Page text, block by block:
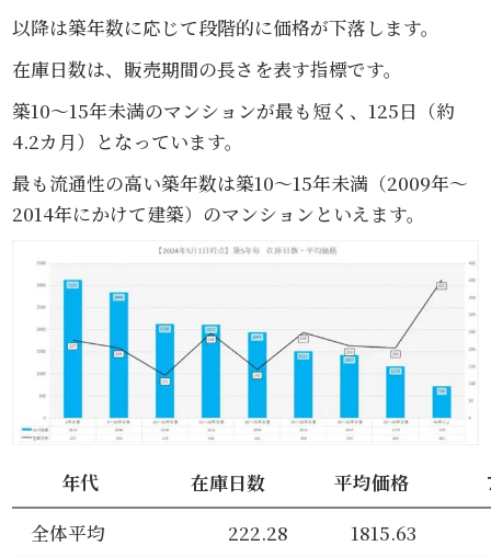
以降は築年数に応じて段階的に価格が下落します。
在庫日数は、販売期間の長さを表す指標です。
築10～15年未満のマンションが最も短く、125日（約
4.2カ月）となっています。
最も流通性の高い築年数は築10～15年未満（2009年～
2014年にかけて建築）のマンションといえます。
年代 在庫日数 平均価格
全体平均
222.28
1815.63